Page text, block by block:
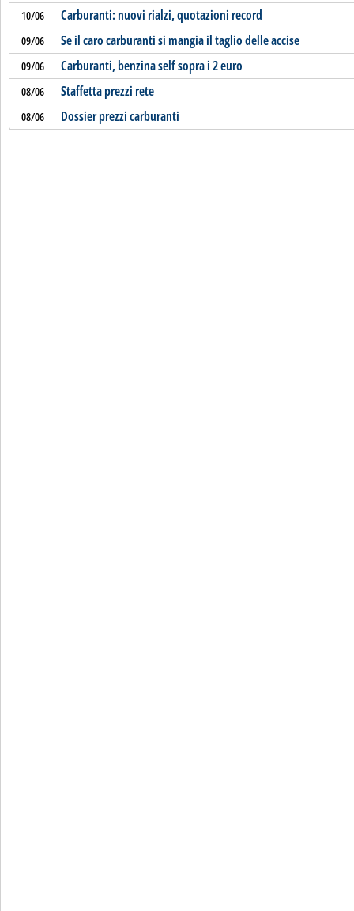
10/06 Carburanti: nuovi rialzi, quotazioni record
09/06 Se il caro carburanti si mangia il taglio delle accise
09/06 Carburanti, benzina self sopra i 2 euro
08/06 Staffetta prezzi rete
08/06 Dossier prezzi carburanti